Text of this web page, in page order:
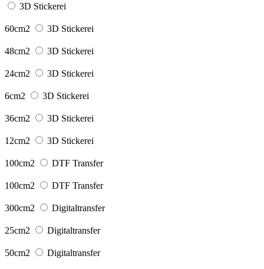
3D Stickerei
60cm2 3D Stickerei
48cm2 3D Stickerei
24cm2 3D Stickerei
6cm2 3D Stickerei
36cm2 3D Stickerei
12cm2 3D Stickerei
100cm2 DTF Transfer
100cm2 DTF Transfer
300cm2 Digitaltransfer
25cm2 Digitaltransfer
50cm2 Digitaltransfer